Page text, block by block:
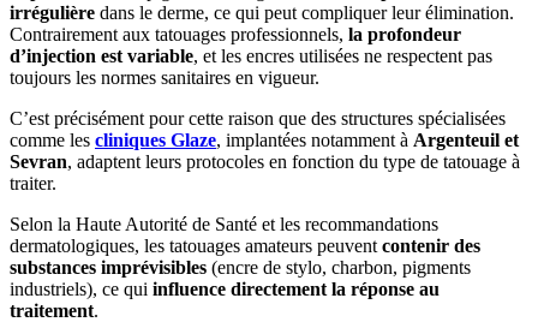
irrégulière dans le derme, ce qui peut compliquer leur élimination.
Contrairement aux tatouages professionnels, la profondeur
d’injection est variable, et les encres utilisées ne respectent pas
toujours les normes sanitaires en vigueur.
C’est précisément pour cette raison que des structures spécialisées
comme les cliniques Glaze, implantées notamment à Argenteuil et
Sevran, adaptent leurs protocoles en fonction du type de tatouage à
traiter.
Selon la Haute Autorité de Santé et les recommandations
dermatologiques, les tatouages amateurs peuvent contenir des
substances imprévisibles (encre de stylo, charbon, pigments
industriels), ce qui influence directement la réponse au
traitement.